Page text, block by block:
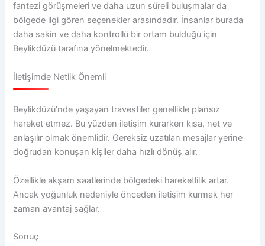
fantezi görüşmeleri ve daha uzun süreli buluşmalar da
bölgede ilgi gören seçenekler arasındadır. İnsanlar burada
daha sakin ve daha kontrollü bir ortam bulduğu için
Beylikdüzü tarafına yönelmektedir.
İletişimde Netlik Önemli
Beylikdüzü’nde yaşayan travestiler genellikle plansız
hareket etmez. Bu yüzden iletişim kurarken kısa, net ve
anlaşılır olmak önemlidir. Gereksiz uzatılan mesajlar yerine
doğrudan konuşan kişiler daha hızlı dönüş alır.
Özellikle akşam saatlerinde bölgedeki hareketlilik artar.
Ancak yoğunluk nedeniyle önceden iletişim kurmak her
zaman avantaj sağlar.
Sonuç